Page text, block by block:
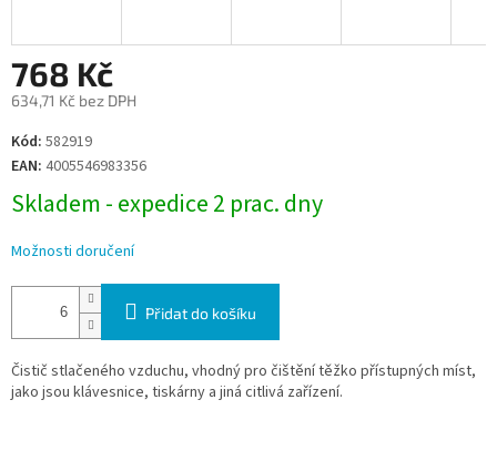
768 Kč
634,71 Kč bez DPH
Měrná
cena:
Kód: 582919
EAN: 4005546983356
Skladem - expedice 2 prac. dny
Možnosti doručení
Přidat do košíku
Čistič stlačeného vzduchu, vhodný pro čištění těžko přístupných míst,
jako jsou klávesnice, tiskárny a jiná citlivá zařízení.